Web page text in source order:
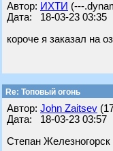
Автор: ИХТИ (---
Дата: 18-03-23 03:35
короче я заказал на
Re: Топовый огонь
Автор: John Zaitsev
Дата: 18-03-23 03:57
Степан Железногорск